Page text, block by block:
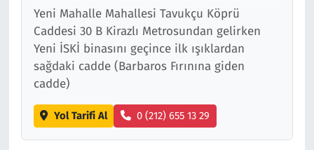
Yeni Mahalle Mahallesi Tavukçu Köprü
Caddesi 30 B Kirazlı Metrosundan gelirken
Yeni İSKİ binasını geçince ilk ışıklardan
sağdaki cadde (Barbaros Fırınına giden
cadde)
Yol Tarifi Al 0 (212) 655 13 29